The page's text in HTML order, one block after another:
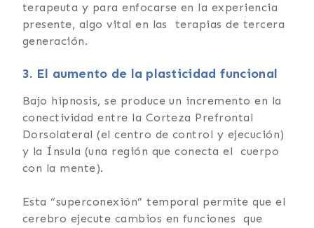
terapeuta y para enfocarse en la experiencia
presente, algo vital en las terapias de tercera
generación.
3. El aumento de la plasticidad funcional
Bajo hipnosis, se produce un incremento en la
conectividad entre la Corteza Prefrontal
Dorsolateral (el centro de control y ejecución)
y la Ínsula (una región que conecta el cuerpo
con la mente).
Esta “superconexión” temporal permite que el
cerebro ejecute cambios en funciones que